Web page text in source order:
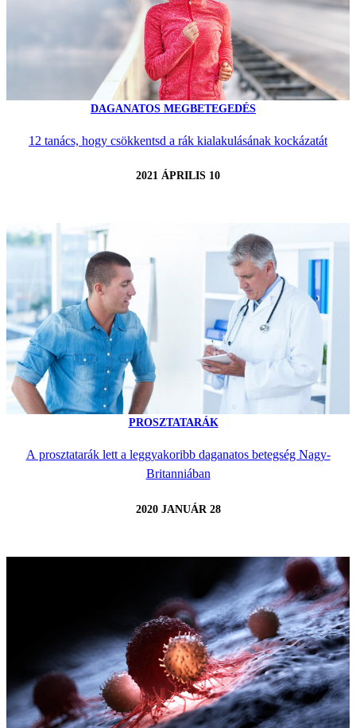
DAGANATOS MEGBETEGEDÉS
12 tanács, hogy csökkentsd a rák kialakulásának kockázatát
2021 ÁPRILIS 10
PROSZTATARÁK
A prosztatarák lett a leggyakoribb daganatos betegség Nagy-
Britanniában
2020 JANUÁR 28